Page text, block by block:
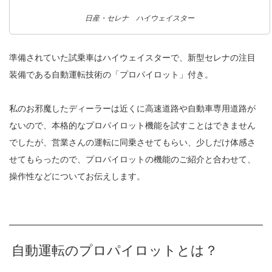
日産・セレナ ハイウェイスター
準備されていた試乗車はハイウェイスターで、新型セレナの注目
装備である自動運転技術の「プロパイロット」付き。
私のお邪魔したディーラーは近くに高速道路や自動車専用道路が
ないので、本格的なプロパイロット機能を試すことはできません
でしたが、営業さんの運転に同乗させてもらい、少しだけ体感さ
せてもらったので、プロパイロットの機能のご紹介と合わせて、
操作性などについてお伝えします。
自動運転のプロパイロットとは？